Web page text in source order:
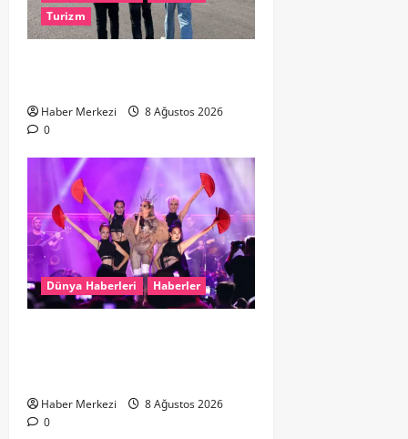
Turizm
Haber Merkezi
8 Ağustos 2026
0
Dünya Haberleri Haberler
Haber Merkezi
8 Ağustos 2026
0